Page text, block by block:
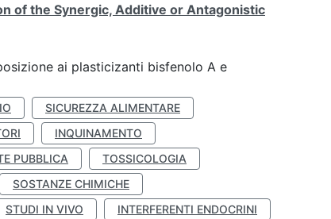
of the Synergic, Additive or Antagonistic
ai plasticizanti bisfenolo A e
SICUREZZA ALIMENTARE
INQUINAMENTO
PUBBLICA
TOSSICOLOGIA
SOSTANZE CHIMICHE
STUDI IN VIVO
INTERFERENTI ENDOCRINI